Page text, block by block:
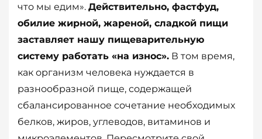
что мы едим». Действительно, фастфуд,
обилие жирной, жареной, сладкой пищи
заставляет нашу пищеварительную
систему работать «на износ». В том время,
как организм человека нуждается в
разнообразной пище, содержащей
сбалансированное сочетание необходимых
белков, жиров, углеводов, витаминов и